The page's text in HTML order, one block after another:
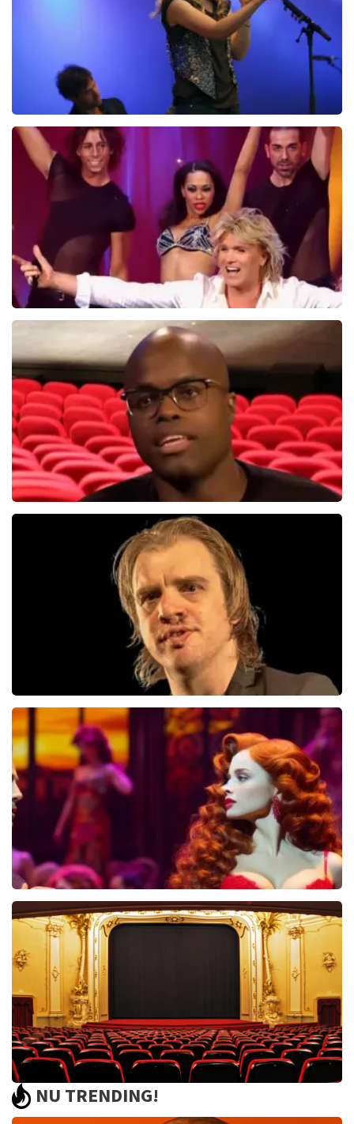
Ilse DeLange
274+
BEKIJKEN
Hans Klok
314+ reviews
BEKIJKEN
Jandino Asporaat
499+reviews
BEKIJKEN
Jan Jaap Van Der Wal
49
BEKIJKEN
Pretty Woman
BEKIJKEN
Saturday Night Fever
NU TRENDING!